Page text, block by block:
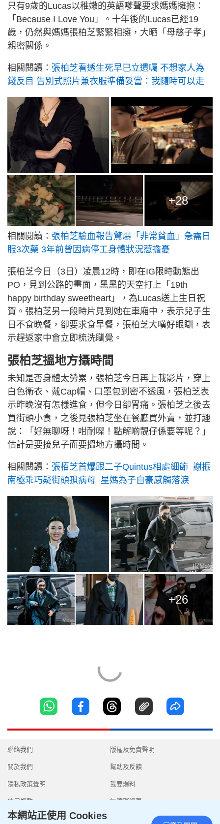
只有9歲的Lucas以稚嫩的英語嗲聲要求媽媽擁抱：
「Because I Love You」。十年後的Lucas已經19
歲，仍然與媽媽張柏芝緊緊相擁，大晒「母慈子孝」
親密關係。
相關閱讀： 張柏芝看透生死早已立遺囑 不想家人為
錢反目 告別式照片兼衣服準備妥當：我隨時可以走
+28
相關閱讀： 張柏芝驗血報告驚爆「非常貧血」急需日
服3次藥 3年前曾因病停工身體狀況惹擔憂
張柏芝今日（3日）凌晨12時，即在IG限時動態出
PO，見到公路的畫面，黑黑的天空打上「19th
happy birthday sweetheart」，為Lucas送上生日祝
賀。張柏芝另一段時片見到她在車廂中，表示兒子生
日不食晚餐，卻要求食早餐，張柏芝大嘆好眼瞓，表
示趕返家中會立即梳洗瞓覺。
張柏芝搵地方攝時間
未知是否身體太勞累，張柏芝今日再上載影片，穿上
白色衛衣、戴Cap帽、口罩包到密不透風，張柏芝表
示昨晚沒有怎樣進食，但今日卻胃痛。張柏芝之後去
買街頭小食，之後見張柏芝坐在餐廳買外賣，並打趣
說：「好無聊呀！咁耐㗎！點解啲靚仔係要等呢？」
估計是要接兒子而要搵地方攝時間。
相關閱讀： 張栢芝首爆跟二子Quintus相處細節 謝振
南極乖巧疑街頭孭病母 星媽為子自豪感觸落淚
+26
聯絡我們
關於我們
隱私政策聲明
使用條款
版權及免責聲明
幫助及反饋
我要爆料
無障礙網頁
本網站正使用 Cookies